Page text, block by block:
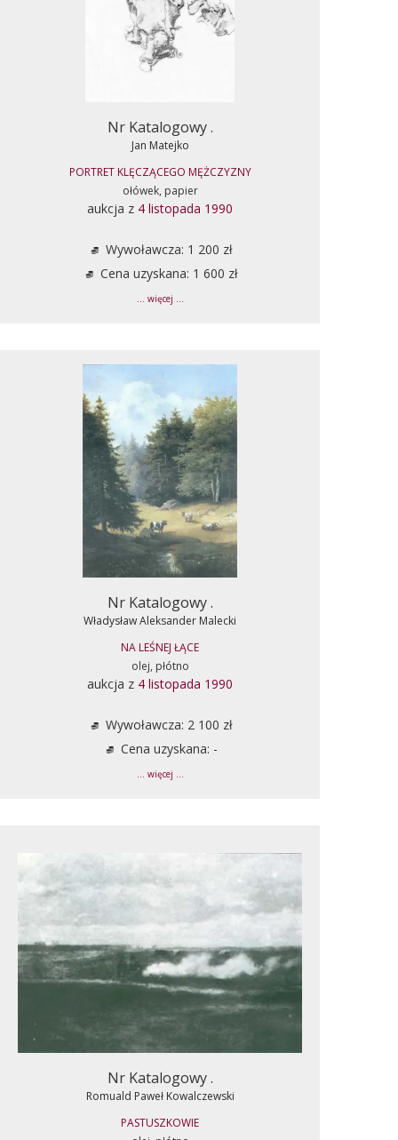
Nr Katalogowy .
Jan Matejko
PORTRET KLĘCZĄCEGO MĘŻCZYZNY
ołówek, papier
aukcja z 4 listopada 1990
Wywoławcza: 1 200 zł
Cena uzyskana: 1 600 zł
... więcej ...
Nr Katalogowy .
Władysław Aleksander Malecki
NA LEŚNEJ ŁĄCE
olej, płótno
aukcja z 4 listopada 1990
Wywoławcza: 2 100 zł
Cena uzyskana: -
... więcej ...
Nr Katalogowy .
Romuald Paweł Kowalczewski
PASTUSZKOWIE